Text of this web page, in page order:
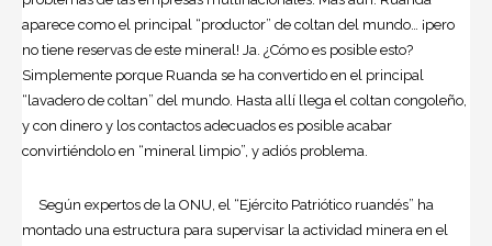
aparece como el principal “productor” de coltan del mundo… ¡pero
no tiene reservas de este mineral! Ja. ¿Cómo es posible esto?
Simplemente porque Ruanda se ha convertido en el principal
“lavadero de coltan” del mundo. Hasta allí llega el coltan congoleño,
y con dinero y los contactos adecuados es posible acabar
convirtiéndolo en “mineral limpio”, y adiós problema.
Según expertos de la ONU, el “Ejército Patriótico ruandés” ha
montado una estructura para supervisar la actividad minera en el